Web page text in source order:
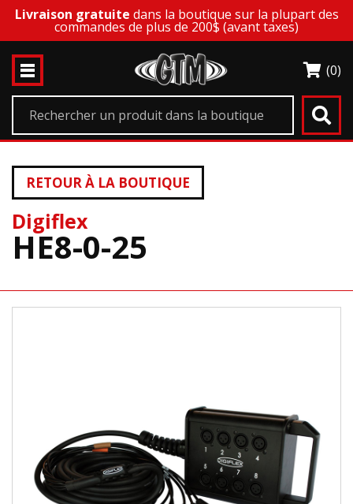
Livraison gratuite dans la boutique sur la plupart des
commandes de plus de 200$ (avant taxes)
(0)
Digiflex
HE8-0-25
RETOUR À LA BOUTIQUE